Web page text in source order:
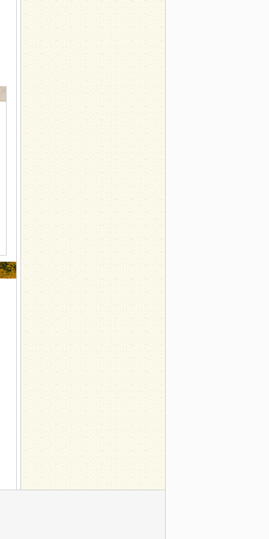
讲究
最好